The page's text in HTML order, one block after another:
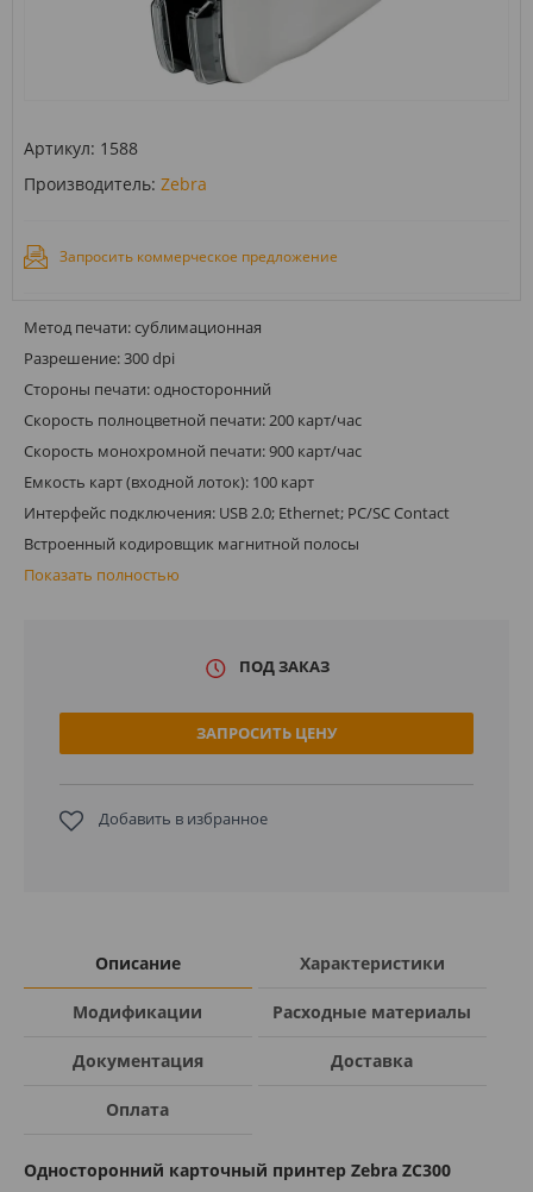
Артикул: 1588
Производитель: Zebra
Запросить коммерческое предложение
Метод печати: сублимационная
Разрешение: 300 dpi
Стороны печати: односторонний
Скорость полноцветной печати: 200 карт/час
Скорость монохромной печати: 900 карт/час
Емкость карт (входной лоток): 100 карт
Интерфейс подключения: USB 2.0; Ethernet; PC/SC Contact
Встроенный кодировщик магнитной полосы
Показать полностью
ПОД ЗАКАЗ
ЗАПРОСИТЬ ЦЕНУ
Добавить в избранное
Описание Характеристики
Модификации Расходные материалы
Документация Доставка
Оплата
Односторонний карточный принтер Zebra ZC300